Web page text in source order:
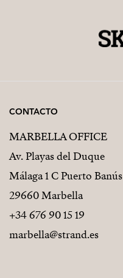
CONTACTO
MARBELLA OFFICE
Av. Playas del Duque
Málaga 1 C Puerto Banús
29660 Marbella
+34 676 90 15 19
marbella@strand.es